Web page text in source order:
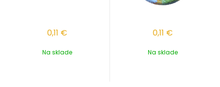
0,11 €
Na sklade
0,11 €
Na sklade